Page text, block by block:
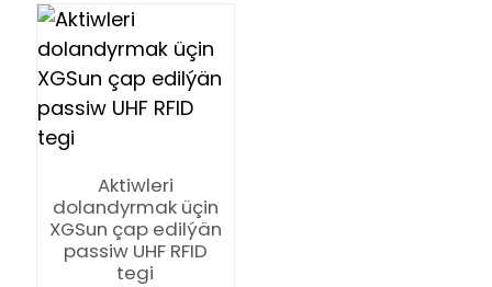
Aktiwleri
dolandyrmak üçin
XGSun çap edilýän
passiw UHF RFID
tegi